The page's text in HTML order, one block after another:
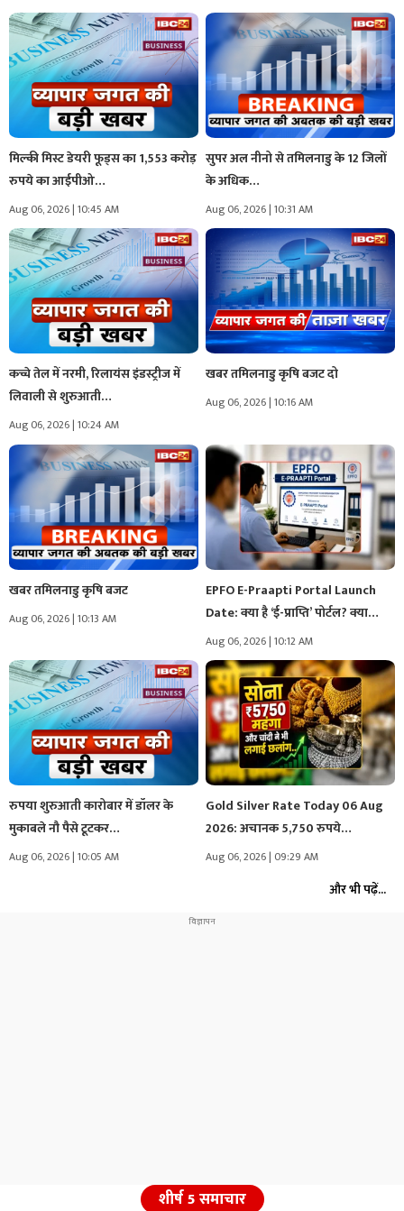
मिल्की मिस्ट डेयरी फूड्स का 1,553 करोड़
रुपये का आईपीओ…
Aug 06, 2026 | 10:45 AM
सुपर अल नीनो से तमिलनाडु के 12 जिलों
के अधिक…
Aug 06, 2026 | 10:31 AM
कच्चे तेल में नरमी, रिलायंस इंडस्ट्रीज में
लिवाली से शुरुआती…
Aug 06, 2026 | 10:24 AM
खबर तमिलनाडु कृषि बजट दो
Aug 06, 2026 | 10:16 AM
खबर तमिलनाडु कृषि बजट
Aug 06, 2026 | 10:13 AM
EPFO E-Praapti Portal Launch
Date: क्या है ‘ई-प्राप्ति’ पोर्टल? क्या…
Aug 06, 2026 | 10:12 AM
रुपया शुरुआती कारोबार में डॉलर के
मुकाबले नौ पैसे टूटकर…
Aug 06, 2026 | 10:05 AM
Gold Silver Rate Today 06 Aug
2026: अचानक 5,750 रुपये…
Aug 06, 2026 | 09:29 AM
और भी पढ़ें...
शीर्ष 5 समाचार